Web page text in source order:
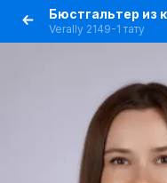
Verally 2149-1 тату